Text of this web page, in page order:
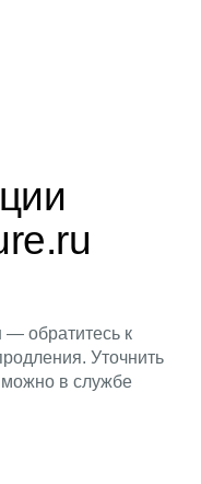
— обратитесь к
Уточнить
можно в службе